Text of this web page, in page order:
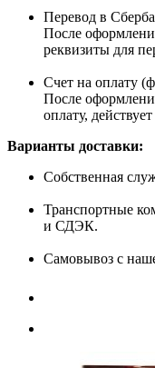
Перевод в
После
реквизиты для
Счет на оплату
После
оплату,
Варианты доставки:
Собственная
Транспортные
и СДЭК.
Самовывоз с